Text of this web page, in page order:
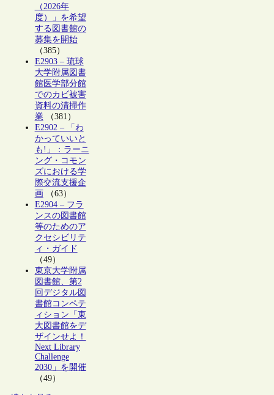
（2026年
度）」を希望
する図書館の
募集を開始
（385）
E2903 – 琉球
大学附属図書
館医学部分館
でのカビ被害
資料の清掃作
業（381）
E2902 – 「わ
かっていいと
も!」：ラーニ
ング・コモン
ズにおける学
際交流支援企
画 （63）
E2904 – フラ
ンスの図書館
等のためのア
クセシビリテ
ィ・ガイド
（49）
東京大学附属
図書館、第2
回デジタル図
書館コンペテ
ィション「東
大図書館をデ
ザインせよ！
Next Library
Challenge
2030」を開催
（49）